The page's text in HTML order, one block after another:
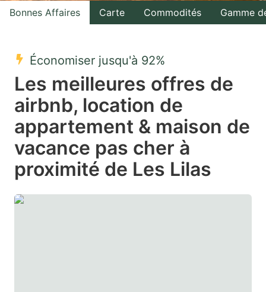
the
select
date.
Press
question
mark
key
the
select
a
date.
Press
question
mark
key
Bonnes Affaires Carte Commodités Gamme
Économiser jusqu'à 92%
Les meilleures offres de
airbnb, location de
appartement & maison de
vacance pas cher à
proximité de Les Lilas